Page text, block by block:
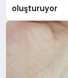
MAGAZIN
SAĞLIK
oluşturuyor